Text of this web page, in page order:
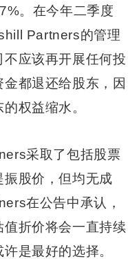
。在今年二季度
Partners的管理
应该再开展任何投
都退还给股东，因
权益缩水。
采取了包括股票
振股价，但均无成
在公告中承认，
折价将会一直持续
是最好的选择。